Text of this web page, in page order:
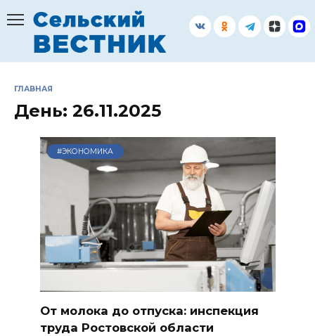
содержанию
ГЛАВНАЯ
День: 26.11.2025
#ЭКОНОМИКА
От молока до отпуска: инспекция
труда Ростовской области